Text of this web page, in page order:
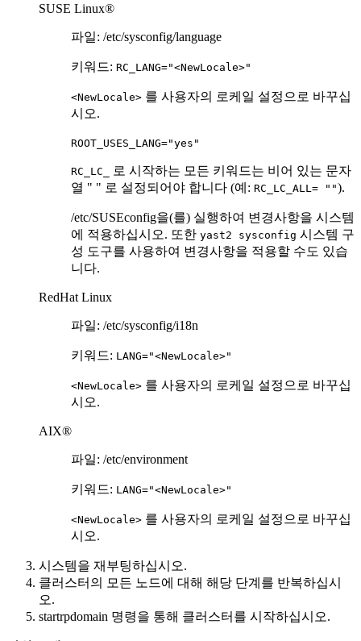
SUSE Linux®
파일: /etc/sysconfig/language
키워드: RC_LANG="<NewLocale>"
<NewLocale> 를 사용자의 로케일 설정으로 바꾸십
시오.
ROOT_USES_LANG="yes"
RC_LC_
로 시작하는 모든 키워드는 비어 있는 문자
열 " " 로 설정되어야 합니다 (예: RC_LC_ALL= "").
/etc/SUSEconfig을(를) 실행하여 변경사항을 시스템
에 적용하십시오. 또한 yast2 sysconfig 시스템 구
성 도구를 사용하여 변경사항을 적용할 수도 있습
니다.
RedHat Linux
파일: /etc/sysconfig/i18n
키워드: LANG="<NewLocale>"
<NewLocale> 를 사용자의 로케일 설정으로 바꾸십
시오.
AIX®
파일: /etc/environment
키워드: LANG="<NewLocale>"
<NewLocale> 를 사용자의 로케일 설정으로 바꾸십
시오.
시스템을 재부팅하십시오.
클러스터의 모든 노드에 대해 해당 단계를 반복하십시
오.
startrpdomain 명령을 통해 클러스터를 시작하십시오.